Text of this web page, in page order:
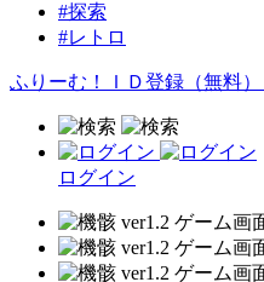
#探索
#レトロ
ふりーむ！ＩＤ登録（無料）
ログイン